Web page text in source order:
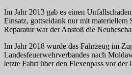
Im Jahr 2013 gab es einen
Einsatz, gottseidank nur mit materiellem
Reparatur war der Anstoß die
Im Jahr 2018 wurde das Fahrzeug im
Landesfeuerwehrverbandes nach
letzte Fahrt über den Flexenpass vor der